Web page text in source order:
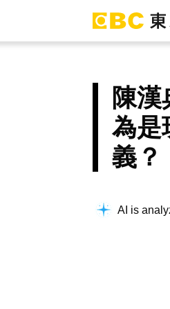
陳
為是
義？
AI is